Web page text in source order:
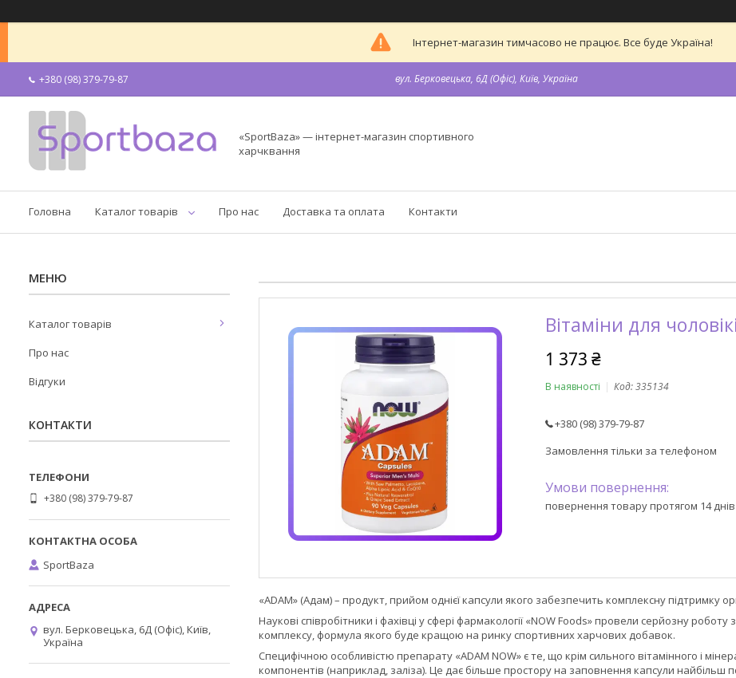
Інтернет-магазин тимчасово не працює. Все буде Україна!
+380 (98) 379-79-87 вул. Берковецька, 6Д (Офіс), Київ, Україна
«SportBaza» — інтернет-магазин спортивного
харчквання
Головна Каталог товарів Про нас Доставка та оплата Контакти
Вітаміни для
1 373 ₴
В наявності Код:335134
+380 (98) 379-79-87
Замовлення тільки за телефоном
повернення товару протягом 14 днів
«ADAM» (Адам) – продукт, прийом однієї капсули якого забезпечить комплексну підтримку
Наукові співробітники і фахівці у сфері фармакології «NOW Foods» провели серйозну
комплексу, формула якого буде кращою на ринку спортивних харчових добавок.
Специфічною особливістю препарату «ADAM NOW» є те, що крім сильного вітамінного і
компонентів (наприклад, заліза). Це дає більше простору на заповнення капсули найбільш
Каталог товарів
Про нас
Відгуки
КОНТАКТИ
+380 (98) 379-79-87
SportBaza
вул. Берковецька, 6Д (Офіс), Київ,
Україна